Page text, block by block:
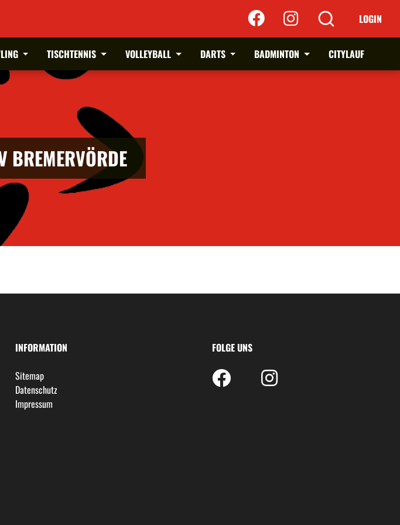
LOGIN
TISCHTENNIS VOLLEYBALL DARTS BADMINTON CITYLAUF
BREMERVÖRDE
INFORMATION
Sitemap
Datenschutz
Impressum
FOLGE UNS